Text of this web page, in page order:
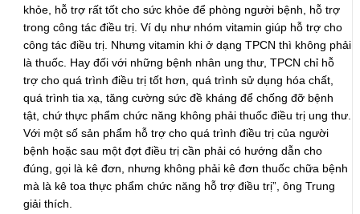
khỏe, hỗ trợ rất tốt cho sức khỏe để phòng người bệnh, hỗ trợ
trong công tác điều trị. Ví dụ như nhóm vitamin giúp hỗ trợ cho
công tác điều trị. Nhưng vitamin khi ở dạng TPCN thì không phải
là thuốc. Hay đối với những bệnh nhân ung thư, TPCN chỉ hỗ
trợ cho quá trình điều trị tốt hơn, quá trình sử dụng hóa chất,
quá trình tia xạ, tăng cường sức đề kháng để chống đỡ bệnh
tật, chứ thực phẩm chức năng không phải thuốc điều trị ung thư.
Với một số sản phẩm hỗ trợ cho quá trình điều trị của người
bệnh hoặc sau một đợt điều trị cần phải có hướng dẫn cho
đúng, gọi là kê đơn, nhưng không phải kê đơn thuốc chữa bệnh
mà là kê toa thực phẩm chức năng hỗ trợ điều trị”, ông Trung
giải thích.